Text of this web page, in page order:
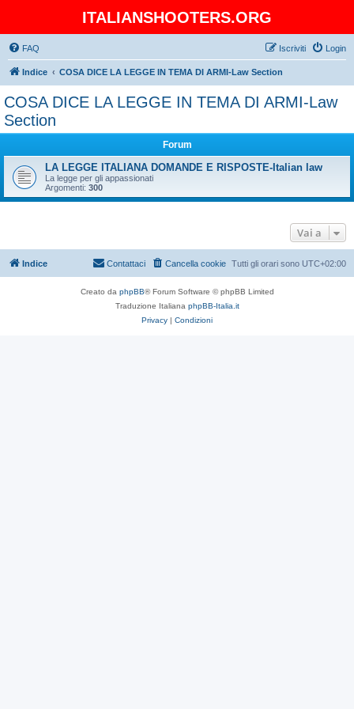
ITALIANSHOOTERS.ORG
FAQ Login
Iscriviti
Indice COSA DICE LA LEGGE IN TEMA DI ARMI-Law Section
COSA DICE LA LEGGE IN TEMA DI ARMI-Law
Section
Forum
LA LEGGE ITALIANA DOMANDE E RISPOSTE-Italian law
La legge per gli appassionati
Argomenti: 300
Vai a
Indice Tutti gli orari sono UTC+02:00
Cancella cookie
Contattaci
Creato da phpBB® Forum Software © phpBB Limited
Traduzione Italiana phpBB-Italia.it
Privacy | Condizioni